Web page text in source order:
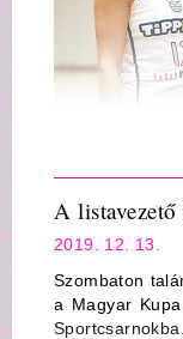
3-pontos
Büntető
A
2019. 12. 13.
Szombaton
a Magyar